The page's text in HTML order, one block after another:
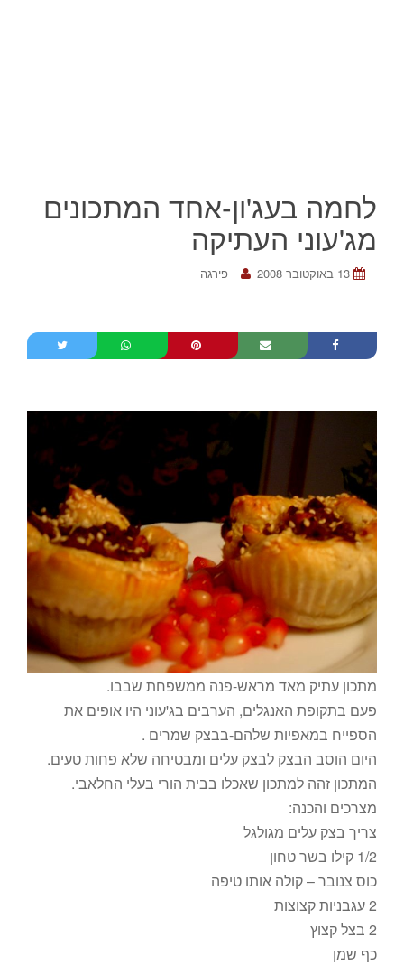
לחמה בעג'ון-אחד המתכונים
מג'עוני העתיקה
13 באוקטובר 2008 פירגה
מתכון עתיק מאד מראש-פנה ממשפחת שבבו.
פעם בתקופת האנגלים, הערבים בג'עוני היו אופים את
הספייח במאפיות שלהם-בבצק שמרים .
היום הוסב הבצק לבצק עלים ומבטיחה שלא פחות טעים.
המתכון זהה למתכון שאכלו בבית הורי בעלי החלאבי.
מצרכים והכנה:
צריך בצק עלים מגולגל
1/2 קילו בשר טחון
כוס צנובר – קולה אותו טיפה
2 עגבניות קצוצות
2 בצל קצוץ
כף שמן